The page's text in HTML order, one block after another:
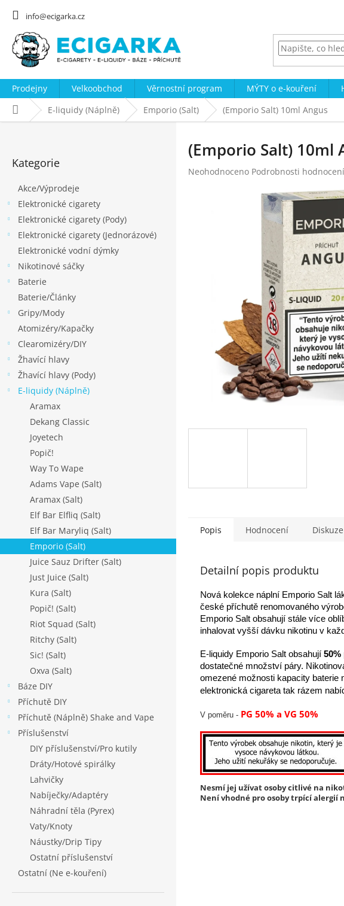
info@ecigarka.cz
Prodejny Velkoobchod Věrnostní program MÝTY o e-kouření
Domů E-liquidy (Náplně) Emporio (Salt) (Emporio Salt) 10ml Angus
kategorie
Kategorie
Akce/Výprodeje
Elektronické cigarety
Elektronické cigarety (Pody)
Elektronické cigarety (Jednorázové)
Elektronické vodní dýmky
Nikotinové sáčky
Baterie
Baterie/Články
Gripy/Mody
Atomizéry/Kapačky
Clearomizéry/DIY
Žhavící hlavy
Žhavící hlavy (Pody)
E-liquidy (Náplně)
Aramax
Dekang Classic
Joyetech
Popič!
Way To Wape
Adams Vape (Salt)
Aramax (Salt)
Elf Bar Elfliq (Salt)
Elf Bar Maryliq (Salt)
Emporio (Salt)
Juice Sauz Drifter (Salt)
Just Juice (Salt)
Kura (Salt)
Popič! (Salt)
Riot Squad (Salt)
Ritchy (Salt)
Sic! (Salt)
Oxva (Salt)
Báze DIY
Příchutě DIY
Příchutě (Náplně) Shake and Vape
Příslušenství
DIY příslušenství/Pro kutily
Dráty/Hotové spirálky
Lahvičky
Nabíječky/Adaptéry
Náhradní těla (Pyrex)
Vaty/Knoty
Náustky/Drip Tipy
Ostatní příslušenství
Ostatní (Ne e-kouření)
(Emporio Salt) 10ml
Průměrné
Neohodnoceno Podrobnosti hodnocení
Popis Hodnocení Diskuze
Detailní popis produktu
Nová kolekce náplní Emporio Salt
české příchutě renomovaného
Emporio Salt obsahují stále více
inhalovat vyšší dávku nikotinu v
E-liquidy Emporio Salt obsahují
dostatečné množství páry.
omezené možnosti kapacity baterie
elektronická cigareta tak rázem
V poměru - PG 50% a VG 50%
Nesmí jej užívat osoby citlivé na
Není vhodné pro osoby trpící alergií